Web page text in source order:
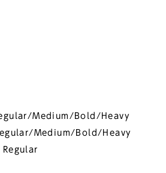
Medium/Bold/Heavy
Medium/Bold/Heavy